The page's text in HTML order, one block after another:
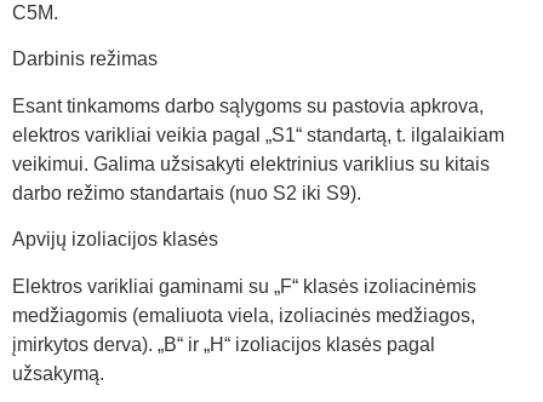
C5M.
Darbinis režimas
Esant tinkamoms darbo sąlygoms su pastovia apkrova,
elektros varikliai veikia pagal „S1“ standartą, t. ilgalaikiam
veikimui. Galima užsisakyti elektrinius variklius su kitais
darbo režimo standartais (nuo S2 iki S9).
Apvijų izoliacijos klasės
Elektros varikliai gaminami su „F“ klasės izoliacinėmis
medžiagomis (emaliuota viela, izoliacinės medžiagos,
įmirkytos derva). „B“ ir „H“ izoliacijos klasės pagal
užsakymą.